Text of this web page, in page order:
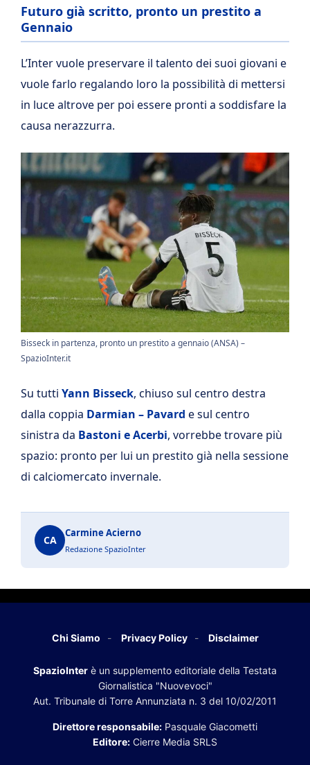
Futuro già scritto, pronto un prestito a
Gennaio
L’Inter vuole preservare il talento dei suoi giovani e
vuole farlo regalando loro la possibilità di mettersi
in luce altrove per poi essere pronti a soddisfare la
causa nerazzurra.
Bisseck in partenza, pronto un prestito a gennaio (ANSA) –
SpazioInter.it
Su tutti Yann Bisseck, chiuso sul centro destra
dalla coppia Darmian – Pavard e sul centro
sinistra da Bastoni e Acerbi, vorrebbe trovare più
spazio: pronto per lui un prestito già nella sessione
di calciomercato invernale.
CA
Carmine Acierno
Redazione SpazioInter
Chi Siamo Privacy Policy Disclaimer
SpazioInter è un supplemento editoriale della Testata
Giornalistica "Nuovevoci"
Aut. Tribunale di Torre Annunziata n. 3 del 10/02/2011
Direttore responsabile: Pasquale Giacometti
Editore: Cierre Media SRLS